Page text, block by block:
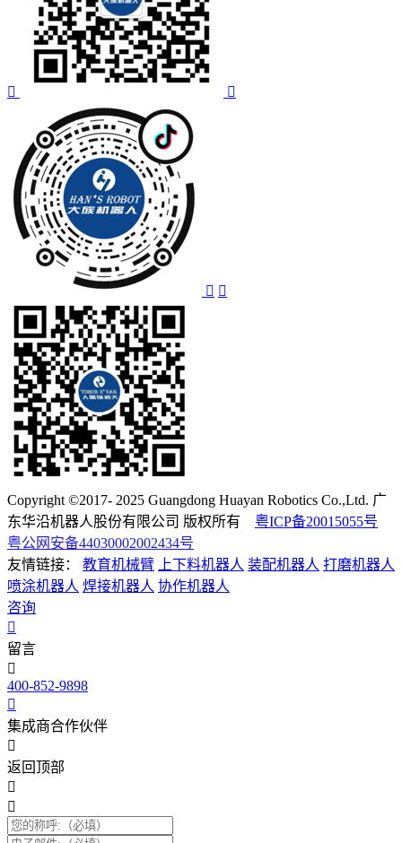
Copyright ©2017- 2025 Guangdong Huayan Robotics Co.,Ltd. 广
东华沿机器人股份有限公司 版权所有 粤ICP备20015055号
粤公网安备44030002002434号
友情链接：
教育机械臂 上下料机器人 装配机器人 打磨机器人
喷涂机器人 焊接机器人 协作机器人
咨询
留言
400-852-9898
集成商合作伙伴
返回顶部